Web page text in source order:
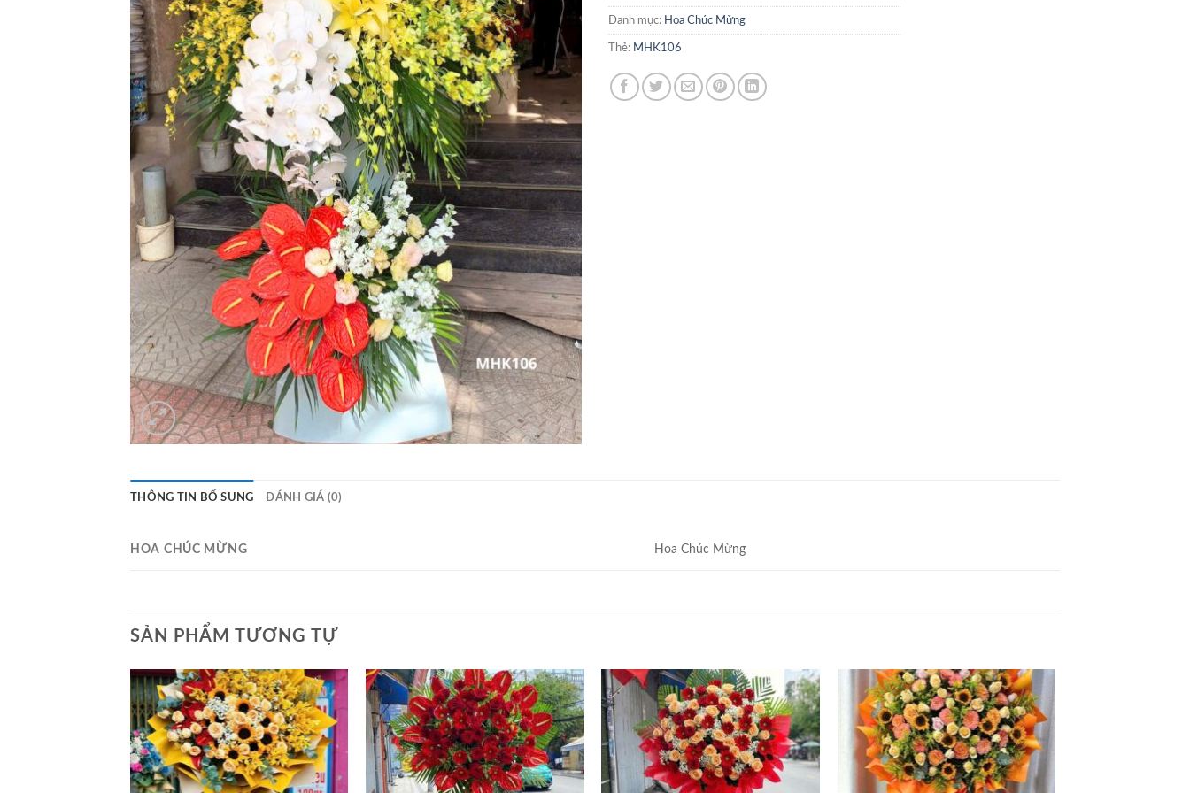
Danh mục: Hoa Chúc Mừng
Thẻ: MHK106
THÔNG TIN BỔ SUNG ĐÁNH GIÁ (0)
HOA CHÚC MỪNG Hoa Chúc Mừng
SẢN PHẨM TƯƠNG TỰ
Add to
wishlist
Add to
wishlist
Add to
wishlist
Add to
wishlist